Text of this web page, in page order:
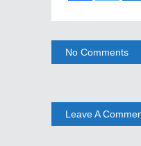
No Comments
Leave A